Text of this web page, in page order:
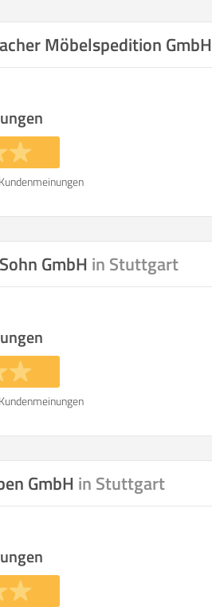
Selbst umziehen.
.
Stunden
Möbelspedition GmbH
GmbH in Stuttgart
GmbH in Stuttgart